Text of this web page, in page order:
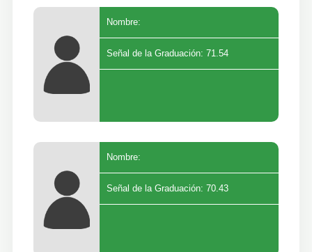
Nombre:
Señal de la Graduación: 71.54
Nombre:
Señal de la Graduación: 70.43